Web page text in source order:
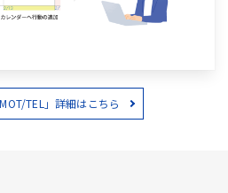
TEL」詳細はこちら